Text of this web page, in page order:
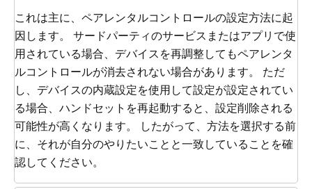
これは主に、ペアレンタルコントロールの設定方法に起
因します。 サードパーティのサービスまたはアプリで使
用されている場合、デバイスを再調整してもペアレンタ
ルコントロールが消去されない場合があります。 ただ
し、デバイスの内蔵設定を使用して設定が設定されてい
る場合、ハンドセットを再起動すると、設定削除される
可能性が高くなります。 したがって、方法を選択する前
に、それが自分のやりたいことと一致していることを確
認してください。